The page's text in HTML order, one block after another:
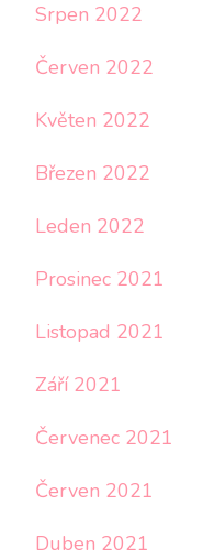
Srpen 2022
Červen 2022
Květen 2022
Březen 2022
Leden 2022
Prosinec 2021
Listopad 2021
Září 2021
Červenec 2021
Červen 2021
Duben 2021